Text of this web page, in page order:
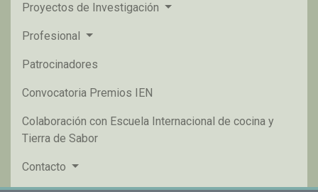
Proyectos de Investigación
Profesional
Patrocinadores
Convocatoria Premios IEN
Colaboración con Escuela Internacional de cocina y
Tierra de Sabor
Contacto